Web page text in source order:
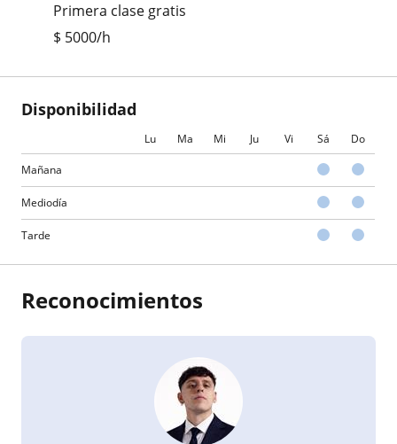
Primera clase gratis
$ 5000/h
Disponibilidad
Lu Ma Mi Ju Vi Sá Do
Mañana
Mediodía
Tarde
Reconocimientos